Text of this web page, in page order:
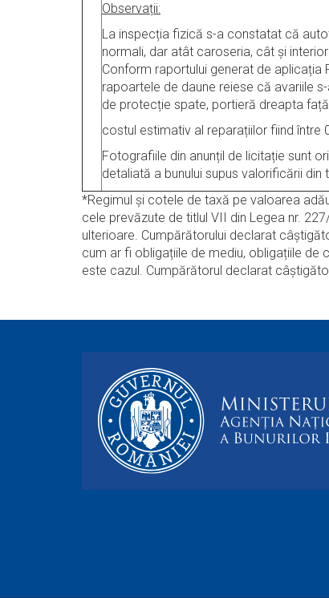
Observații:
La inspecția fizică s-a constatat că
normali, dar atât caroseria, cât și
Conform raportului generat de aplicația
rapoartele de daune reiese că avariile
de protecție spate, portieră dreapta
costul estimativ al reparațiilor fiind între
Fotografiile din anunțil de licitație sunt
detaliată a bunului supus valorificării din
*Regimul şi cotele de taxă pe valoarea
cele prevăzute de titlul VII din Legea nr.
ulterioare. Cumpărătorului declarat
cum ar fi obligațiile de mediu, obligațiile de
este cazul. Cumpărătorul declarat